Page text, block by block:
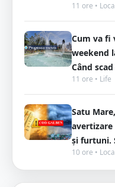
11 ore •
Cum va fi
weekend
Când
11 ore • Life
Satu
avertizare
și furtuni.
10 ore •